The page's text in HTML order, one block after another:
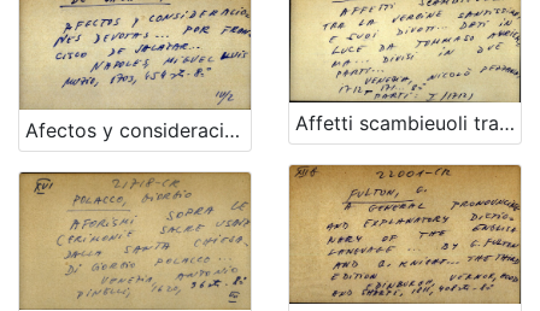
Afectos y consideraciones devotas ... por Francisco De Salazar Affetti scambieuoli tra' la Vergine Santissima, e' suoi deuoti ... ... Dati in luce da Tomaso Auriemma ... Diuisi in due parti ...